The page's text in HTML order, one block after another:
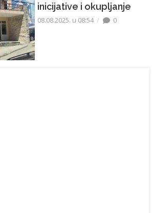
inicijative i okupljanje
08.08.2025. u 08:54 0